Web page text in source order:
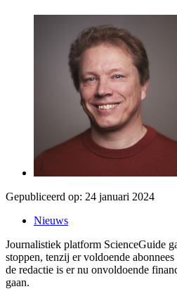
Gepubliceerd op: 24 januari 2024
Nieuws
Journalistiek platform ScienceGuide
stoppen, tenzij er voldoende
de redactie is er nu onvoldoende
gaan.